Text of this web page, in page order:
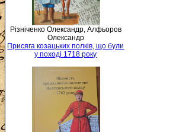
Різніченко Олександр, Алфьоров
Олександр
Присяга козацьких полків, що були
у поході 1718 року